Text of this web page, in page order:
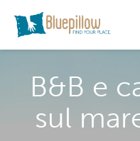
B&B e
sul